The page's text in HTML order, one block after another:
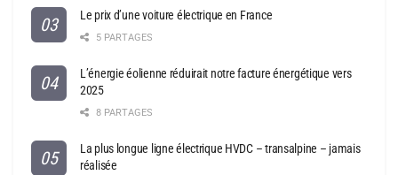
Le prix d’une voiture électrique en France
5 PARTAGES
L’énergie éolienne réduirait notre facture énergétique vers
2025
8 PARTAGES
La plus longue ligne électrique HVDC – transalpine – jamais
réalisée